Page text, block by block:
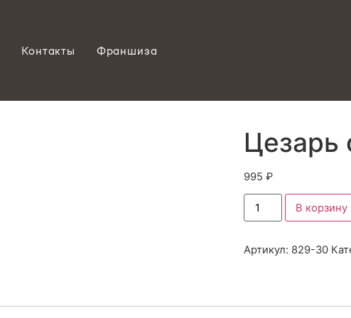
Контакты Франшиза
Цезарь
995 ₽
В корзину
Артикул: 829-30